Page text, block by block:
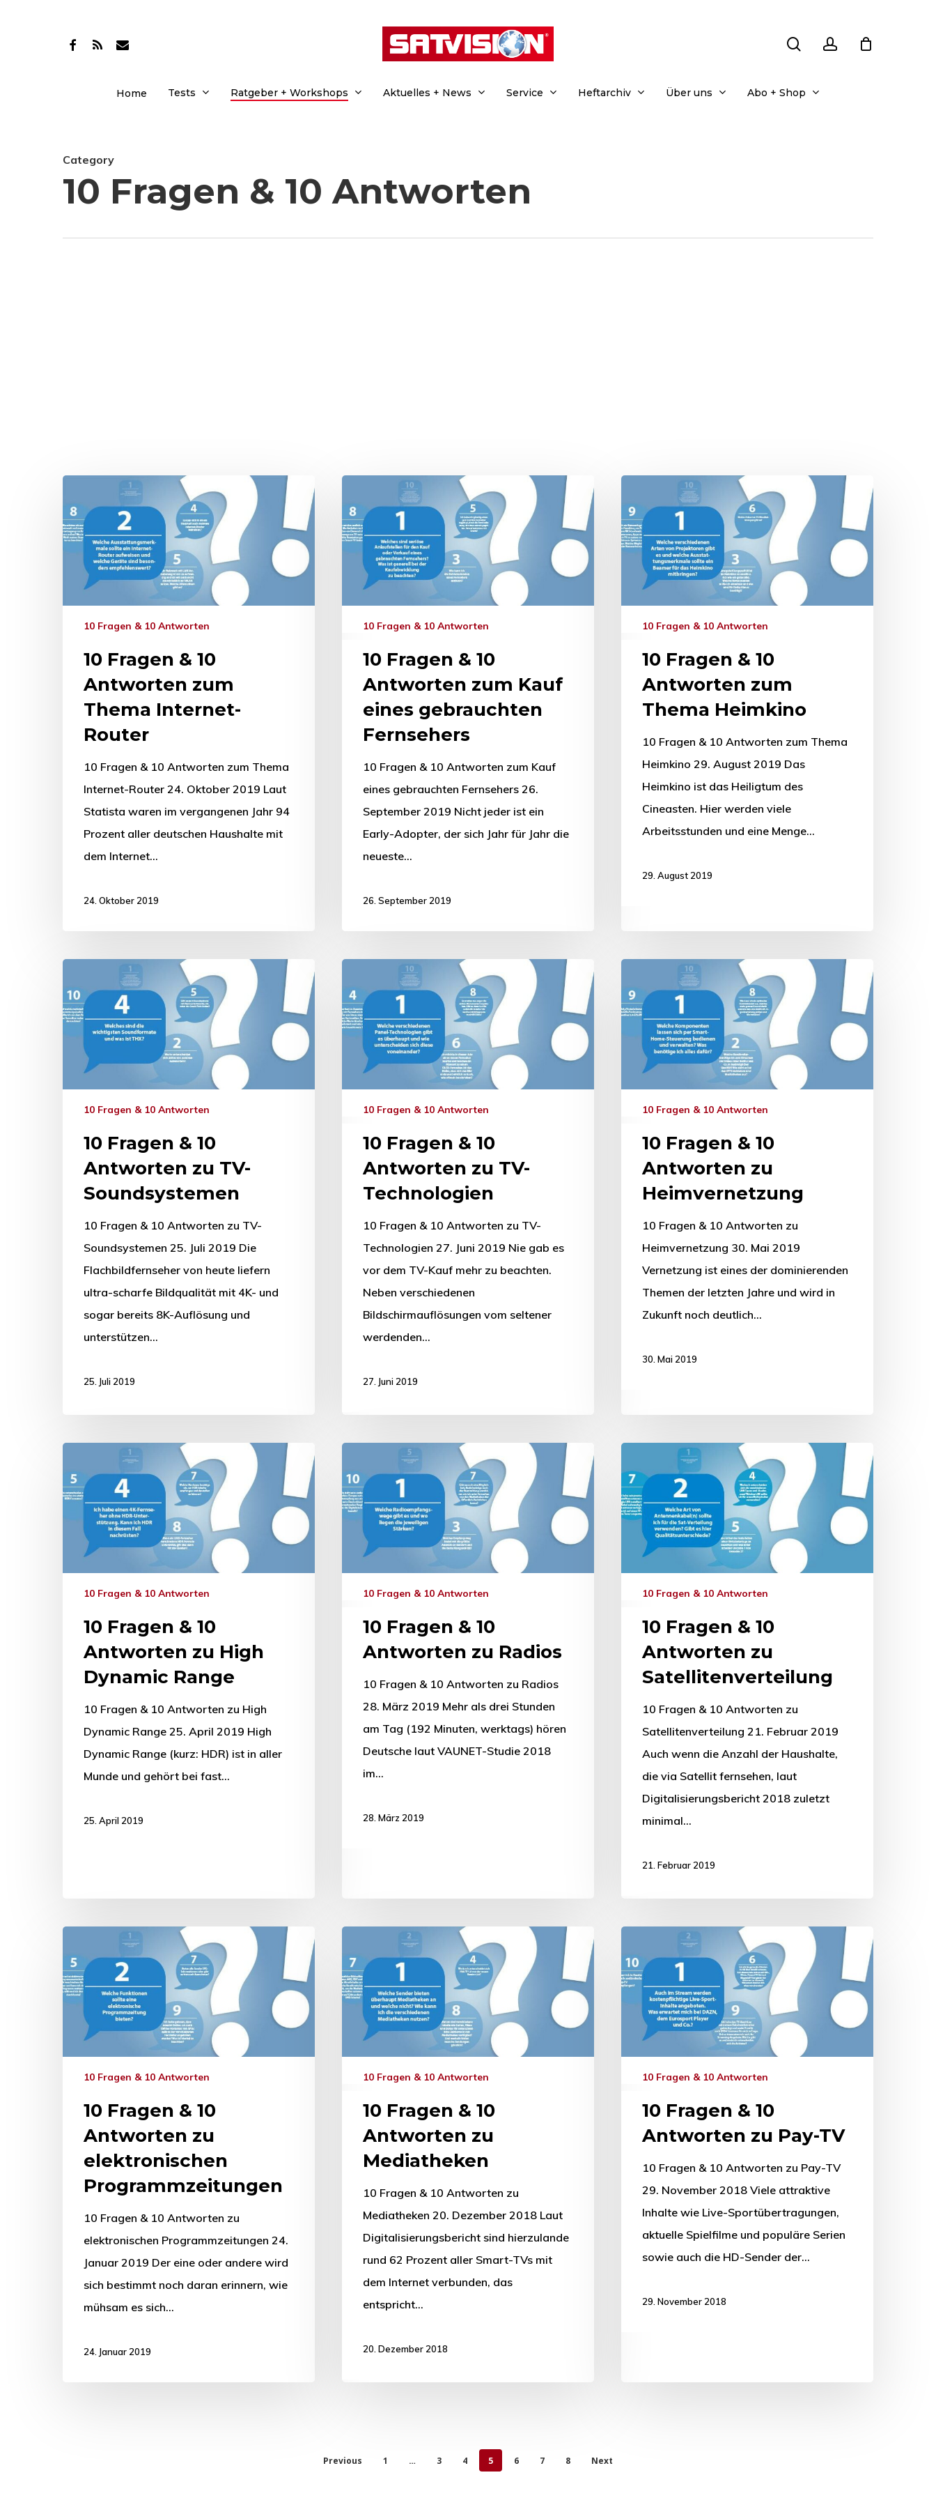
Drücken Sie Enter zum Suchen oder ESC zum Schließen.
facebook
RSS email
Home Tests Ratgeber + Workshops Aktuelles + News Service Heftarchiv Über uns Abo + Shop
Category
10 Fragen & 10 Antworten
10 Fragen & 10 Antworten
10 Fragen & 10
Antworten zum
Thema Internet-
Router
10 Fragen & 10 Antworten zum Thema
Internet-Router 24. Oktober 2019 Laut
Statista waren im vergangenen Jahr 94
Prozent aller deutschen Haushalte mit
dem Internet…
24. Oktober 2019
10 Fragen & 10 Antworten
10 Fragen & 10
Antworten zum Kauf
eines gebrauchten
Fernsehers
10 Fragen & 10 Antworten zum Kauf
eines gebrauchten Fernsehers 26.
September 2019 Nicht jeder ist ein
Early-Adopter, der sich Jahr für Jahr die
neueste…
26. September 2019
10 Fragen & 10 Antworten
10 Fragen & 10
Antworten zum
Thema Heimkino
10 Fragen & 10 Antworten zum Thema
Heimkino 29. August 2019 Das
Heimkino ist das Heiligtum des
Cineasten. Hier werden viele
Arbeitsstunden und eine Menge…
29. August 2019
10 Fragen & 10 Antworten
10 Fragen & 10
Antworten zu TV-
Soundsystemen
10 Fragen & 10 Antworten zu TV-
Soundsystemen 25. Juli 2019 Die
Flachbildfernseher von heute liefern
ultra-scharfe Bildqualität mit 4K- und
sogar bereits 8K-Auflösung und
unterstützen…
25. Juli 2019
10 Fragen & 10 Antworten
10 Fragen & 10
Antworten zu TV-
Technologien
10 Fragen & 10 Antworten zu TV-
Technologien 27. Juni 2019 Nie gab es
vor dem TV-Kauf mehr zu beachten.
Neben verschiedenen
Bildschirmauflösungen vom seltener
werdenden…
27. Juni 2019
10 Fragen & 10 Antworten
10 Fragen & 10
Antworten zu
Heimvernetzung
10 Fragen & 10 Antworten zu
Heimvernetzung 30. Mai 2019
Vernetzung ist eines der dominierenden
Themen der letzten Jahre und wird in
Zukunft noch deutlich…
30. Mai 2019
10 Fragen & 10 Antworten
10 Fragen & 10
Antworten zu High
Dynamic Range
10 Fragen & 10 Antworten zu High
Dynamic Range 25. April 2019 High
Dynamic Range (kurz: HDR) ist in aller
Munde und gehört bei fast…
25. April 2019
10 Fragen & 10 Antworten
10 Fragen & 10
Antworten zu Radios
10 Fragen & 10 Antworten zu Radios
28. März 2019 Mehr als drei Stunden
am Tag (192 Minuten, werktags) hören
Deutsche laut VAUNET-Studie 2018
im…
28. März 2019
10 Fragen & 10 Antworten
10 Fragen & 10
Antworten zu
Satellitenverteilung
10 Fragen & 10 Antworten zu
Satellitenverteilung 21. Februar 2019
Auch wenn die Anzahl der Haushalte,
die via Satellit fernsehen, laut
Digitalisierungsbericht 2018 zuletzt
minimal…
21. Februar 2019
10 Fragen & 10 Antworten
10 Fragen & 10
Antworten zu
elektronischen
Programmzeitungen
10 Fragen & 10 Antworten zu
elektronischen Programmzeitungen 24.
Januar 2019 Der eine oder andere wird
sich bestimmt noch daran erinnern, wie
mühsam es sich…
24. Januar 2019
10 Fragen & 10 Antworten
10 Fragen & 10
Antworten zu
Mediatheken
10 Fragen & 10 Antworten zu
Mediatheken 20. Dezember 2018 Laut
Digitalisierungsbericht sind hierzulande
rund 62 Prozent aller Smart-TVs mit
dem Internet verbunden, das
entspricht…
20. Dezember 2018
10 Fragen & 10 Antworten
10 Fragen & 10
Antworten zu Pay-TV
10 Fragen & 10 Antworten zu Pay-TV
29. November 2018 Viele attraktive
Inhalte wie Live-Sportübertragungen,
aktuelle Spielfilme und populäre Serien
sowie auch die HD-Sender der…
29. November 2018
Previous 1 … 3 4 5 6 7 8 Next